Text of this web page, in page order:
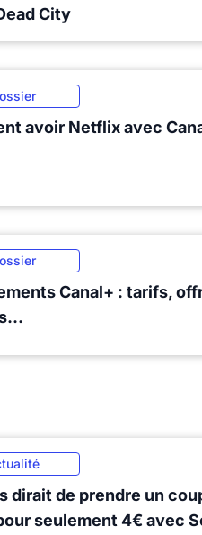
City
avoir Netflix avec
Canal+ : tarifs,
dirait de prendre un
seulement 4€ avec